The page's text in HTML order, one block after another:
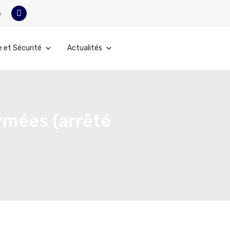
et Sécurité Actualités